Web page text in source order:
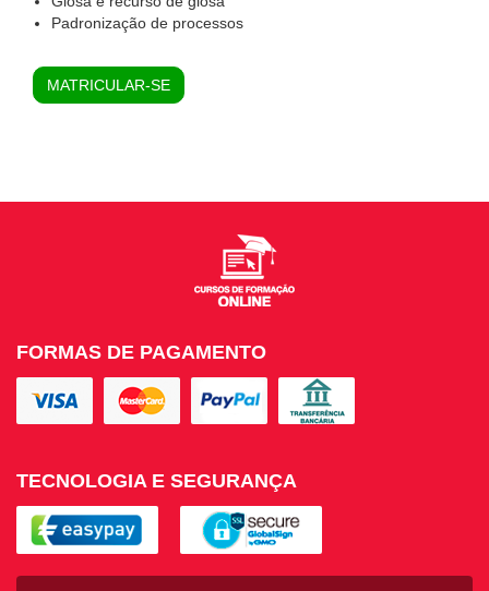
Padronização de processos
MATRICULAR-SE
FORMAS DE PAGAMENTO
TECNOLOGIA E SEGURANÇA